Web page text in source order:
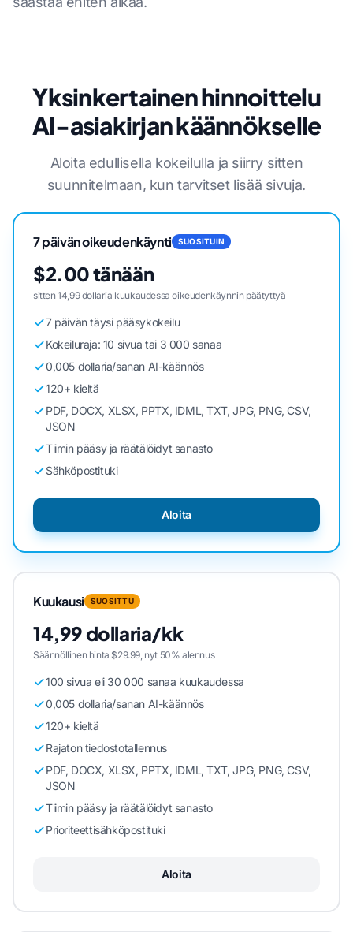
Yksinkertainen hinnoittelu
AI-asiakirjan käännökselle
Aloita edullisella kokeilulla ja siirry sitten
suunnitelmaan, kun tarvitset lisää sivuja.
7 päivän oikeudenkäynti SUOSITUIN
$2.00 tänään
sitten 14,99 dollaria kuukaudessa oikeudenkäynnin päätyttyä
7 päivän täysi pääsykokeilu
Kokeiluraja: 10 sivua tai 3 000 sanaa
0,005 dollaria/sanan AI-käännös
120+ kieltä
PDF, DOCX, XLSX, PPTX, IDML, TXT, JPG, PNG, CSV,
JSON
Tiimin pääsy ja räätälöidyt sanasto
Sähköpostituki
Aloita
Kuukausi SUOSITTU
14,99 dollaria/kk
Säännöllinen hinta $29.99, nyt 50% alennus
100 sivua eli 30 000 sanaa kuukaudessa
0,005 dollaria/sanan AI-käännös
120+ kieltä
Rajaton tiedostotallennus
PDF, DOCX, XLSX, PPTX, IDML, TXT, JPG, PNG, CSV,
JSON
Tiimin pääsy ja räätälöidyt sanasto
Prioriteettisähköpostituki
Aloita